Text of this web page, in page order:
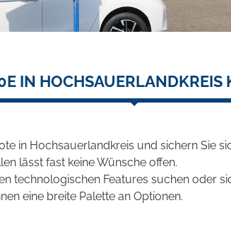
IN HOCHSAUERLANDKREIS
in Hochsauerlandkreis und sichern Sie
lässt fast keine Wünsche offen.
technologischen Features suchen oder
eine breite Palette an Optionen.